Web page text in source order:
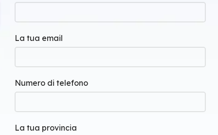
La tua email
Numero di telefono
La tua provincia